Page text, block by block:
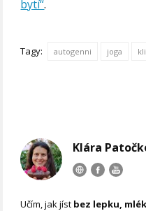
bytí“.
Tagy: autogenni joga
Klára
Učím, jak jíst bez lepku,